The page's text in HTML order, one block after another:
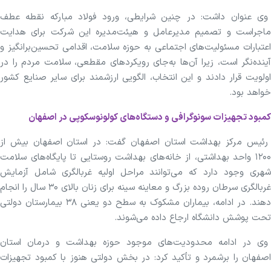
وی عنوان داشت: در چنین شرایطی، ورود فولاد مبارکه نقطه عطف
ماجراست و تصمیم مدیرعامل و هیئت‌مدیره این شرکت برای هدایت
اعتبارات مسئولیت‌های اجتماعی به حوزه سلامت، اقدامی تحسین‌برانگیز و
آینده‌نگر است، زیرا آن‌ها به‌جای رویکردهای مقطعی، سلامت مردم را در
اولویت قرار دادند و این انتخاب، الگویی ارزشمند برای سایر صنایع کشور
خواهد بود.
کمبود تجهیزات سونوگرافی و دستگاه‌های کولونوسکوپی در اصفهان
رئیس مرکز بهداشت استان اصفهان گفت: در استان اصفهان بیش از
۱۲۰۰ واحد بهداشتی، از خانه‌های بهداشت روستایی تا پایگاه‌های سلامت
شهری وجود دارد که می‌توانند مراحل اولیه غربالگری شامل آزمایش
غربالگری سرطان روده بزرگ و معاینه سینه برای زنان بالای ۳۰ سال را انجام
دهند. در ادامه، بیماران مشکوک به سطح دو یعنی ۳۸ بیمارستان دولتی
تحت پوشش دانشگاه ارجاع داده می‌شوند.
وی در ادامه محدودیت‌های موجود حوزه بهداشت و درمان استان
اصفهان را برشمرد و تأکید کرد: در بخش دولتی هنوز با کمبود تجهیزات